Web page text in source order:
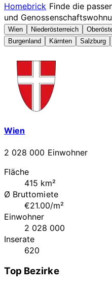
Homebrick Finde die
und
Wien Niederösterreich
Burgenland
Kärnten Salzburg
Wien
2 028 000 Einwohner
Fläche
415 km²
Ø Bruttomiete
€21.00/m²
Einwohner
2 028 000
Inserate
620
Top Bezirke